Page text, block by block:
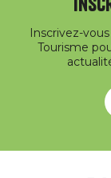
Inscrivez-
Tourisme